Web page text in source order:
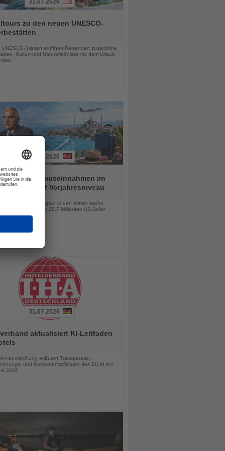
zu den neuen UNESCO-
UNESCO-Stätten eröffnen Reisenden zusätzliche
Kultur- und Naturerlebnisse mit dem Urlaub
01.08.2026
hält Tourismuseinnahmen im
Halbjahr auf Vorjahresniveau
Besucher sorgten in den ersten sechs
für Einnahmen von 25,7 Milliarden US-Dollar
31.07.2026
aktualisiert KI-Leitfaden
Handreichung erläutert Transparenz-,
und Kompetenzpflichten des EU AI Act
2026